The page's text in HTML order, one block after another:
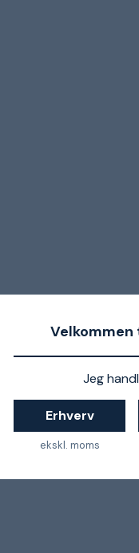
Jeg
Erhverv
ekskl. moms